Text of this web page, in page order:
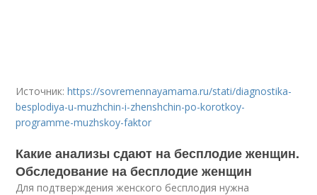
Источник:https://sovremennayamama.ru/stati/diagnostika-
besplodiya-u-muzhchin-i-zhenshchin-po-korotkoy-
programme-muzhskoy-faktor
Какие анализы сдают на бесплодие женщин.
Обследование на бесплодие женщин
Для подтверждения женского бесплодия нужна